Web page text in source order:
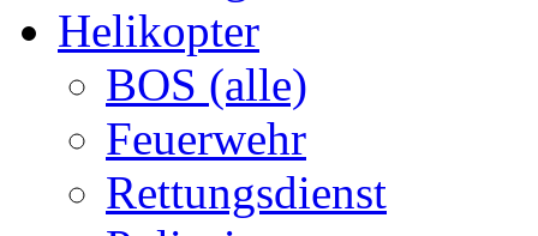
Helikopter
BOS (alle)
Feuerwehr
Rettungsdienst